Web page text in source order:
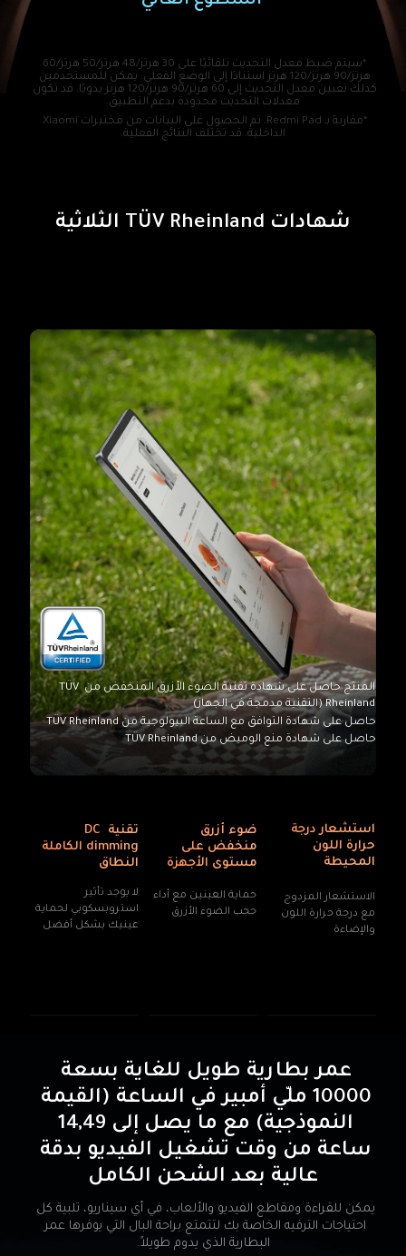
هرتز/90 هرتز/120 هرتز استنادًا إلى الوضع الفعلي. يمكن للمستخدمين
كذلك تعيين معدل التحديث إلى 60 هرتز/90 هرتز/120 هرتز يدويًا. قد تكون
معدلات التحديث محدودة بدعم التطبيق.
الداخلية. قد تختلف النتائج الفعلية.
شهادات TÜV Rheinland الثلاثية
المنتج حاصل على شهادة تقنية الضوء الأزرق المنخفض من TÜV
Rheinland (التقنية مدمجة في الجهاز)
حاصل على شهادة التوافق مع الساعة البيولوجية من TÜV Rheinland
حاصل على شهادة منع الوميض من TÜV Rheinland
تقنية DC
dimming الكاملة
النطاق
لا يوجد تأثير
استروبسكوبي لحماية
عينيك بشكل أفضل
ضوء أزرق
منخفض على
مستوى الأجهزة
حماية العينين مع أداء
حجب الضوء الأزرق
استشعار درجة
حرارة اللون
المحيطة
الاستشعار المزدوج
مع درجة حرارة اللون
والإضاءة
عمر بطارية طويل للغاية بسعة
10000 ملّي أمبير في الساعة (القيمة
النموذجية) مع ما يصل إلى 14,49
ساعة من وقت تشغيل الفيديو بدقة
عالية بعد الشحن الكامل
يمكن للقراءة ومقاطع الفيديو والألعاب، في أي سيناريو، تلبية كل
احتياجات الترفيه الخاصة بك لتتمتع براحة البال التي يوفرها عمر
البطارية الذي يدوم طويلاً.